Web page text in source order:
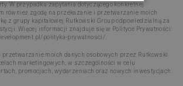
W przypadku zapytania dotyczącego konkretnej
również zgodę na przekazanie i przetwarzanie moich
z grupy kapitałowej Rutkowski Group odpowiedzialną za
Więcej informacji znajduje się w Polityce Prywatności:
polityka-prywatnosci/
przetwarzanie moich danych osobowych przez Rutkowski
marketingowych, w szczególności w celu
promocjach, wydarzeniach oraz nowych inwestycjach.